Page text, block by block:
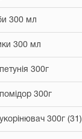
300 мл
300 мл
300г
300г
300г (31)